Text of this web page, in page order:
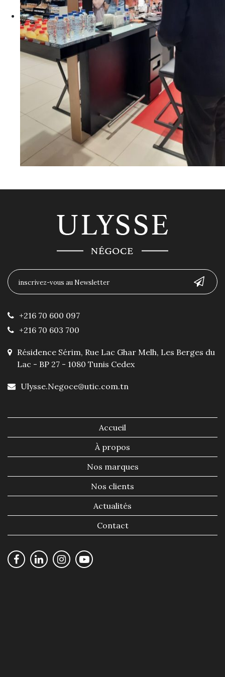
Accueil
À propos
Nos marques
Nos clients
Actualités
Contact
+216 70 600 097
+216 70 603 700
Résidence Sérim, Rue Lac Ghar Melh, Les Berges du
Lac - BP 27 - 1080 Tunis Cedex
Ulysse.Negoce@utic.com.tn